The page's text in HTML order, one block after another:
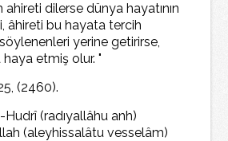
ahireti dilerse dünya hayatının
âhireti bu hayata tercih
yerine getirirse,
etmiş olur. "
(2460).
(radıyallâhu anh)
(aleyhissalâtu vesselâm)